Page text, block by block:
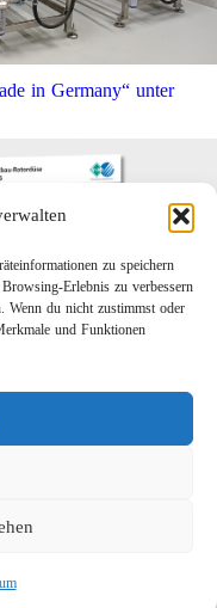
zu speichern
Erlebnis zu verbessern
Wenn du nicht zustimmst oder
und Funktionen
in Germany“ unter